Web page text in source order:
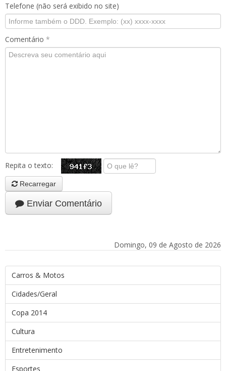
Telefone (não será exibido no site)
Comentário *
Repita o texto:
Recarregar
Enviar Comentário
Domingo, 09 de Agosto de 2026
Carros & Motos
Cidades/Geral
Copa 2014
Cultura
Entretenimento
Esportes